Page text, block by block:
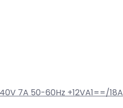
7A 50-60Hz +12VA1==/18A